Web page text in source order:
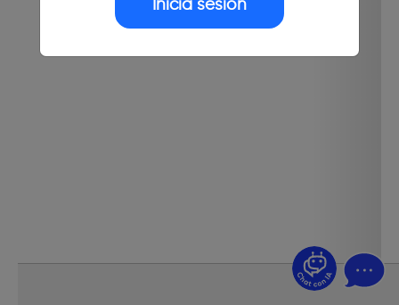
Inicia sesión